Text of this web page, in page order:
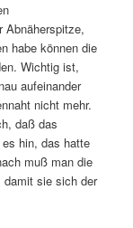
Abnäherspitze,
habe können die
Wichtig ist,
aufeinander
nicht mehr.
daß das
hin, das hatte
muß man die
damit sie sich der